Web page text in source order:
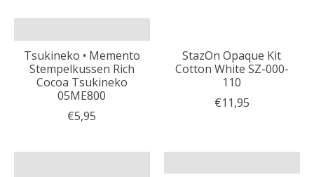
Tsukineko • Memento
Stempelkussen Rich
Cocoa Tsukineko
05ME800
€5,95
StazOn Opaque Kit
Cotton White SZ-000-
110
€11,95